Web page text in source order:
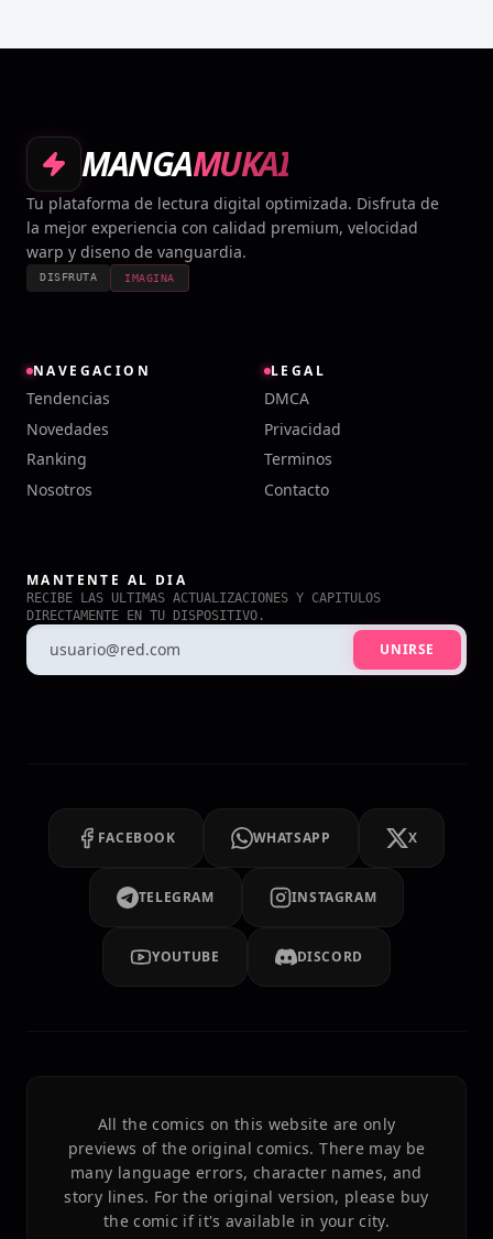
MANGAMUKAI
Tu plataforma de lectura digital optimizada. Disfruta de
la mejor experiencia con calidad premium, velocidad
warp y diseno de vanguardia.
DISFRUTA IMAGINA
NAVEGACION
Tendencias
Novedades
Ranking
Nosotros
LEGAL
DMCA
Privacidad
Terminos
Contacto
MANTENTE AL DIA
RECIBE LAS ULTIMAS ACTUALIZACIONES Y CAPITULOS
DIRECTAMENTE EN TU DISPOSITIVO.
UNIRSE
FACEBOOK WHATSAPP X
TELEGRAM INSTAGRAM
YOUTUBE DISCORD
All the comics on this website are only
previews of the original comics. There may be
many language errors, character names, and
story lines. For the original version, please buy
the comic if it's available in your city.